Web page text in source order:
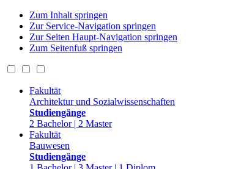
Zum Inhalt springen
Zur Service-Navigation springen
Zur Seiten Haupt-Navigation springen
Zum Seitenfuß springen
Fakultät
Architektur und Sozialwissenschaften
Studiengänge
2 Bachelor | 2 Master
Fakultät
Bauwesen
Studiengänge